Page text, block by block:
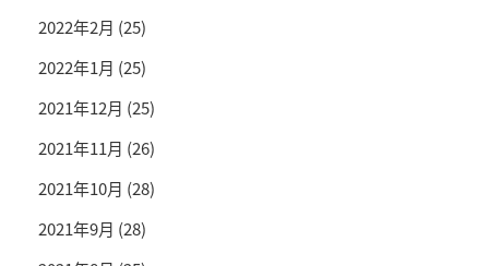
2022年2月 (25)
2022年1月 (25)
2021年12月 (25)
2021年11月 (26)
2021年10月 (28)
2021年9月 (28)